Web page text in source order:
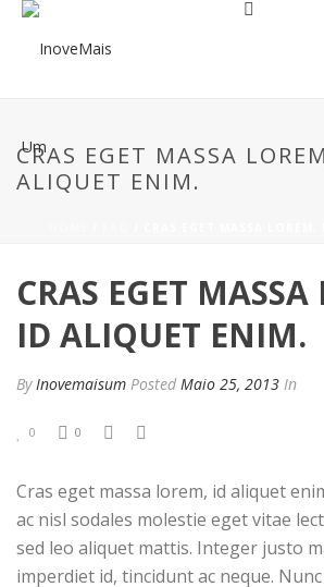
CRAS EGET MASSA
ALIQUET ENIM.
CRAS EGET
ID ALIQUET ENIM.
ByInovemaisum Posted Maio 25, 2013 In
0 0
Cras eget massa lorem, id aliquet
ac nisl sodales molestie eget vitae
sed leo aliquet mattis. Integer justo
imperdiet id, tincidunt ac neque.